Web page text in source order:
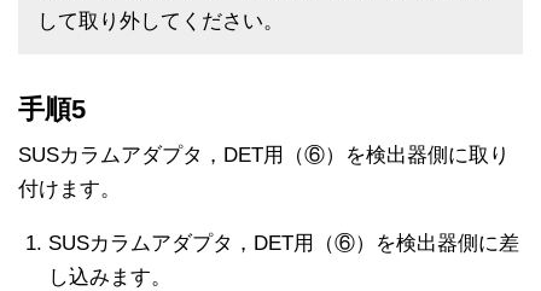
して取り外してください。
手順5
SUSカラムアダプタ，DET用（⑥）を検出器側に取り
付けます。
SUSカラムアダプタ，DET用（⑥）を検出器側に差
し込みます。